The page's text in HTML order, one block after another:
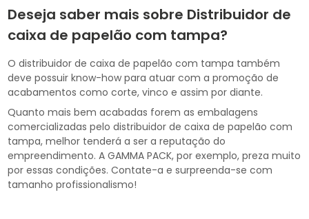
Deseja saber mais sobre Distribuidor de
caixa de papelão com tampa?
O distribuidor de caixa de papelão com tampa também
deve possuir know-how para atuar com a promoção de
acabamentos como corte, vinco e assim por diante.
Quanto mais bem acabadas forem as embalagens
comercializadas pelo distribuidor de caixa de papelão com
tampa, melhor tenderá a ser a reputação do
empreendimento. A GAMMA PACK, por exemplo, preza muito
por essas condições. Contate-a e surpreenda-se com
tamanho profissionalismo!